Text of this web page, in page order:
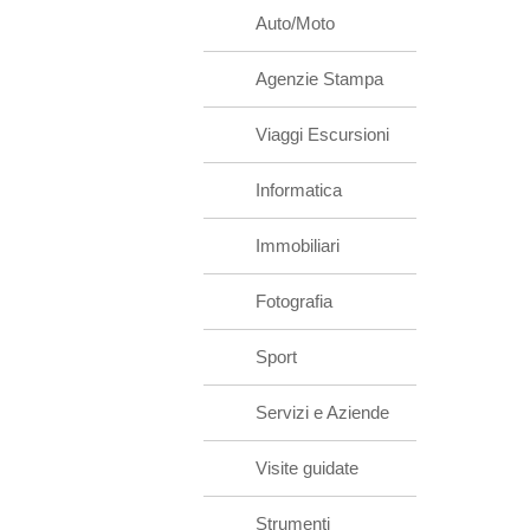
Auto/Moto
Agenzie Stampa
Viaggi Escursioni
Informatica
Immobiliari
Fotografia
Sport
Servizi e Aziende
Visite guidate
Strumenti